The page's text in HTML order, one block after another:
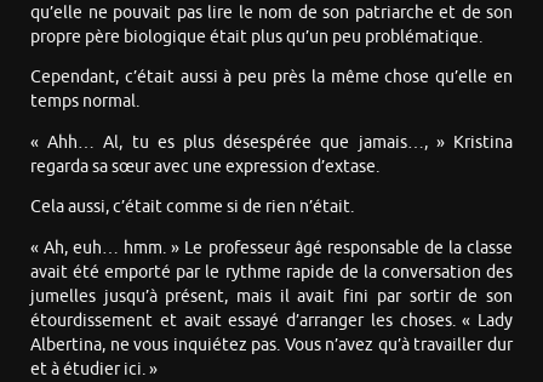
qu’elle ne pouvait pas lire le nom de son patriarche et de son
propre père biologique était plus qu’un peu problématique.
Cependant, c’était aussi à peu près la même chose qu’elle en
temps normal.
« Ahh… Al, tu es plus désespérée que jamais…, » Kristina
regarda sa sœur avec une expression d’extase.
Cela aussi, c’était comme si de rien n’était.
« Ah, euh… hmm. » Le professeur âgé responsable de la classe
avait été emporté par le rythme rapide de la conversation des
jumelles jusqu’à présent, mais il avait fini par sortir de son
étourdissement et avait essayé d’arranger les choses. « Lady
Albertina, ne vous inquiétez pas. Vous n’avez qu’à travailler dur
et à étudier ici. »